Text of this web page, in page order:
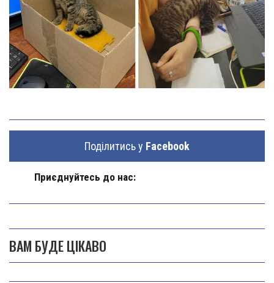
Поділитись у Facebook
Приєднуйтесь до нас:
ВАМ БУДЕ ЦІКАВО